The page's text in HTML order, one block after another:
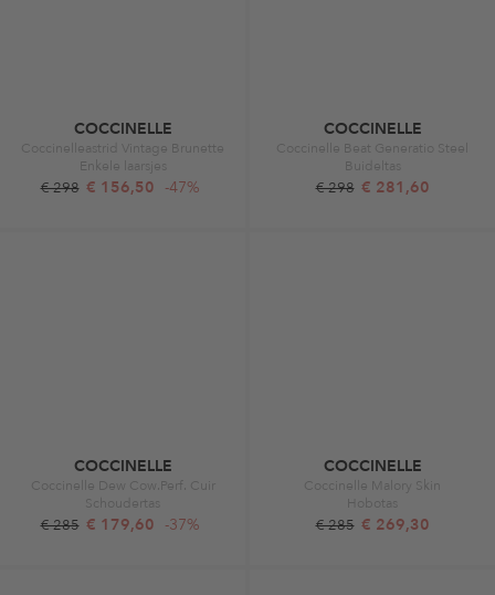
COCCINELLE
Coccinelleastrid Vintage Brunette
Enkele laarsjes
€ 298 € 156,50 -47%
COCCINELLE
Coccinelle Beat Generatio Steel
Buideltas
€ 298 € 281,60
COCCINELLE
Coccinelle Dew Cow.Perf. Cuir
Schoudertas
€ 285 € 179,60 -37%
COCCINELLE
Coccinelle Malory Skin
Hobotas
€ 285 € 269,30